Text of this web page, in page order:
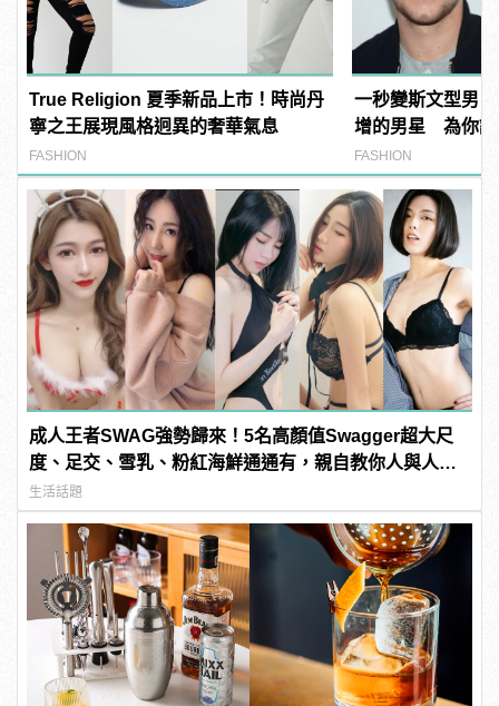
True Religion 夏季新品上市！時尚丹
寧之王展現風格迥異的奢華氣息
FASHION
一秒變斯文型男
增的男星 為你證
配件！
FASHION
成人王者SWAG強勢歸來！5名高顏值Swagger超大尺
度、足交、雪乳、粉紅海鮮通通有，親自教你人與人的
連結！ | manfashion這樣變型男
生活話題